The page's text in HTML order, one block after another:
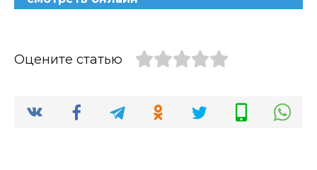
Оцените статью